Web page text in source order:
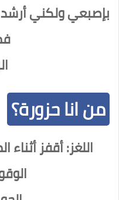
بإصبعي ولكني أرشد
من انا حزورة؟
اللغز: أقفز